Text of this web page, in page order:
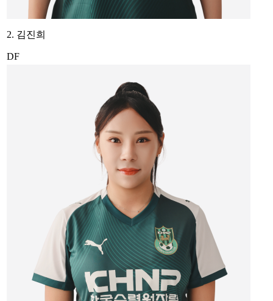
2. 김진희
DF